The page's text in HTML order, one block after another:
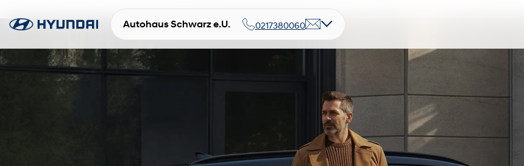
Autohaus Schwarz e.U. 0217380060